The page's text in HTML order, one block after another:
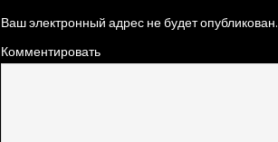
Ваш электронный адрес не будет опубликован.
Комментировать